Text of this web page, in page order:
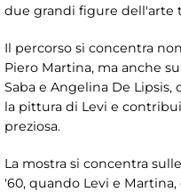
due grandi figure dell'arte
Il percorso si concentra
Piero Martina, ma anche
Saba e Angelina De
la pittura di Levi e
preziosa.
La mostra si concentra
'60, quando Levi e